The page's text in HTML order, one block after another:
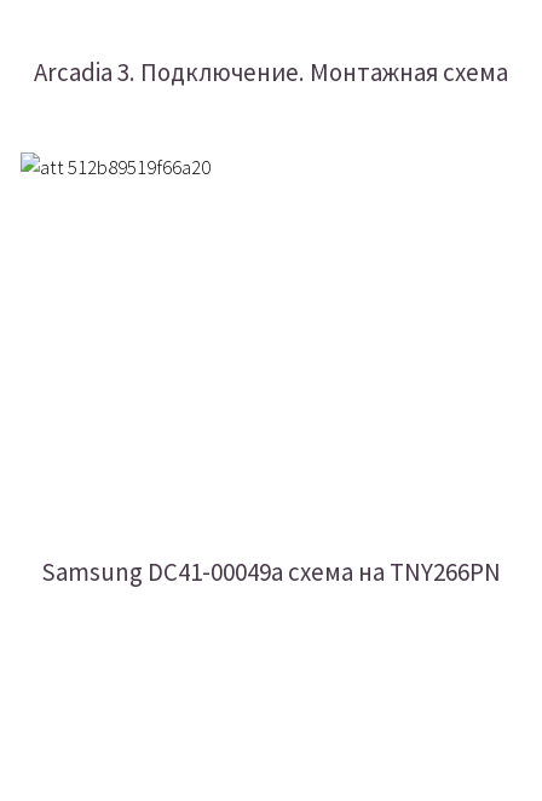
Arcadia 3. Подключение. Монтажная схема
Samsung DC41-00049a схема на TNY266PN